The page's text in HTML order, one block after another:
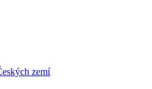
zemí